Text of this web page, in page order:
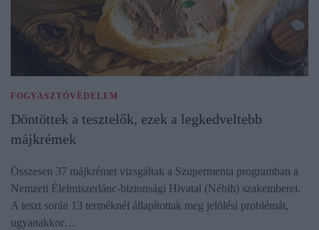
FOGYASZTÓVÉDELEM
Döntöttek a tesztelők, ezek a legkedveltebb
májkrémek
Összesen 37 májkrémet vizsgáltak a Szupermenta programban a
Nemzeti Élelmiszerlánc-biztonsági Hivatal (Nébih) szakemberei.
A teszt során 13 terméknél állapítottak meg jelölési problémát,
ugyanakkor…